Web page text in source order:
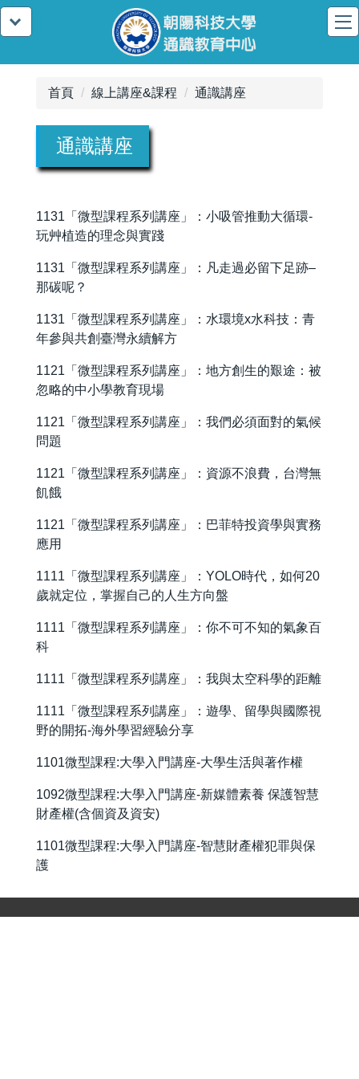
首頁 線上講座&課程 通識講座
通識講座
1131「微型課程系列講座」：小吸管推動大循環-
玩艸植造的理念與實踐
1131「微型課程系列講座」：凡走過必留下足跡–
那碳呢？
1131「微型課程系列講座」：水環境x水科技：青
年參與共創臺灣永續解方
1121「微型課程系列講座」：地方創生的艱途：被
忽略的中小學教育現場
1121「微型課程系列講座」：我們必須面對的氣候
問題
1121「微型課程系列講座」：資源不浪費，台灣無
飢餓
1121「微型課程系列講座」：巴菲特投資學與實務
應用
1111「微型課程系列講座」：YOLO時代，如何20
歲就定位，掌握自己的人生方向盤
1111「微型課程系列講座」：你不可不知的氣象百
科
1111「微型課程系列講座」：我與太空科學的距離
1111「微型課程系列講座」：遊學、留學與國際視
野的開拓-海外學習經驗分享
1101微型課程:大學入門講座-大學生活與著作權
1092微型課程:大學入門講座-新媒體素養 保護智慧
財產權(含個資及資安)
1101微型課程:大學入門講座-智慧財產權犯罪與保
護